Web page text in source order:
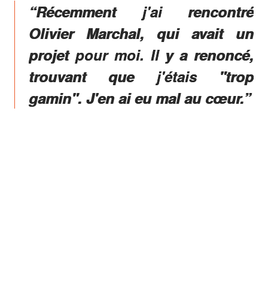
“Récemment j'ai rencontré
Olivier Marchal, qui avait un
projet pour moi. Il y a renoncé,
trouvant que j'étais "trop
gamin". J'en ai eu mal au cœur.”